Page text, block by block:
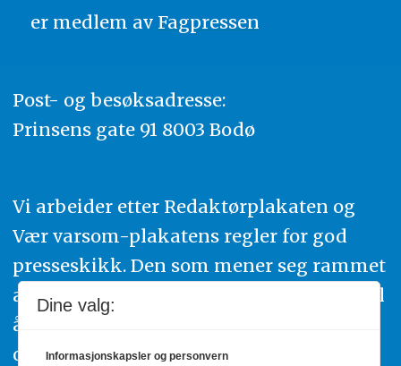
er medlem av Fagpressen
Post- og besøksadresse:
Prinsens gate 91 8003 Bodø
Vi arbeider etter Redaktørplakaten og
Vær varsom-plakatens regler for god
presseskikk. Den som mener seg rammet
av urettmessig publisering, oppfordres til
å ta kontakt med redaksjonen. Du kan
også klage inn saker til Pressens Faglige
Dine valg:
Informasjonskapsler og personvern